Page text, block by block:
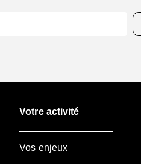
Votre activité
Vos enjeux